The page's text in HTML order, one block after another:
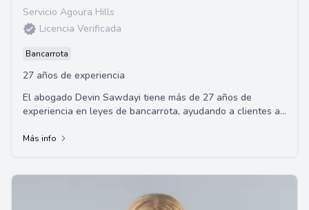
Servicio Agoura Hills
Licencia Verificada
Bancarrota
27 años de experiencia
El abogado Devin Sawdayi tiene más de 27 años de
experiencia en leyes de bancarrota, ayudando a clientes a
Más info